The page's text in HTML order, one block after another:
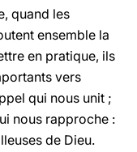
quand les
ensemble la
en pratique, ils
vers
qui nous unit ;
nous rapproche :
de Dieu.